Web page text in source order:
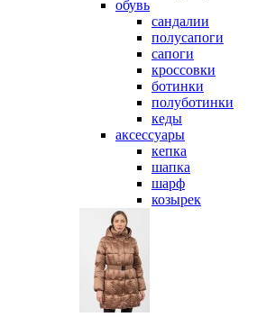
oбувь
сандалии
полусапоги
сапоги
кроссовки
ботинки
полуботинки
кеды
аксессуары
кепка
шапка
шарф
козырек